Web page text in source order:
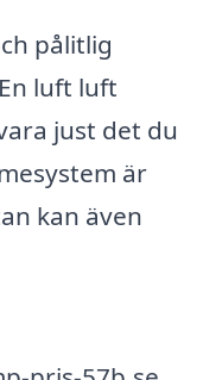
pålitlig
luft luft
just det du
är
kan även